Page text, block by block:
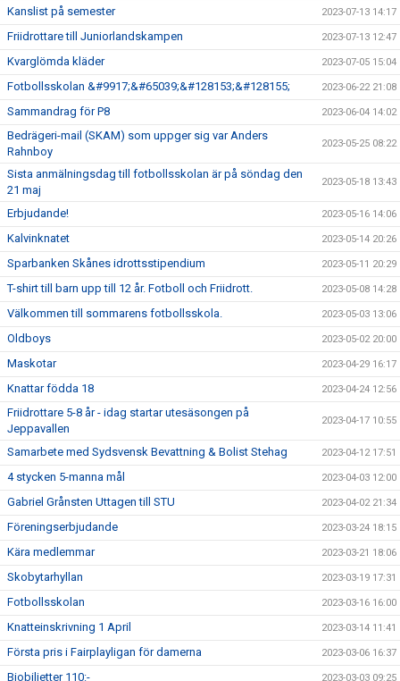
Kanslist på semester 2023-07-13 14:17
Friidrottare till Juniorlandskampen 2023-07-13 12:47
Kvarglömda kläder 2023-07-05 15:04
Fotbollsskolan &#9917;&#65039;&#128153;&#128155; 2023-06-22 21:08
Sammandrag för P8 2023-06-04 14:02
Bedrägeri-mail (SKAM) som uppger sig var Anders
Rahnboy
2023-05-25 08:22
Sista anmälningsdag till fotbollsskolan är på söndag den
21 maj
2023-05-18 13:43
Erbjudande! 2023-05-16 14:06
Kalvinknatet 2023-05-14 20:26
Sparbanken Skånes idrottsstipendium 2023-05-11 20:29
T-shirt till barn upp till 12 år. Fotboll och Friidrott. 2023-05-08 14:28
Välkommen till sommarens fotbollsskola. 2023-05-03 13:06
Oldboys 2023-05-02 20:00
Maskotar 2023-04-29 16:17
Knattar födda 18 2023-04-24 12:56
Friidrottare 5-8 år - idag startar utesäsongen på
Jeppavallen
2023-04-17 10:55
Samarbete med Sydsvensk Bevattning & Bolist Stehag 2023-04-12 17:51
4 stycken 5-manna mål 2023-04-03 12:00
Gabriel Grånsten Uttagen till STU 2023-04-02 21:34
Föreningserbjudande 2023-03-24 18:15
Kära medlemmar 2023-03-21 18:06
Skobytarhyllan 2023-03-19 17:31
Fotbollsskolan 2023-03-16 16:00
Knatteinskrivning 1 April 2023-03-14 11:41
Första pris i Fairplayligan för damerna 2023-03-06 16:37
Biobiljetter 110:- 2023-03-03 09:25